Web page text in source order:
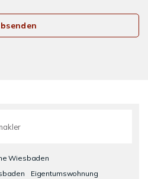
Wiesbaden
Eigentumswohnung